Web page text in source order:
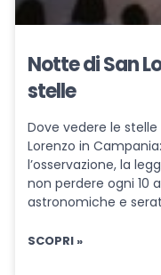
Notte di San
stelle
Dove vedere le
Lorenzo in
l’osservazione, la
non perdere ogni 10
astronomiche e
SCOPRI »